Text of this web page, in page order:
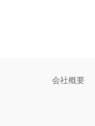
会社概要